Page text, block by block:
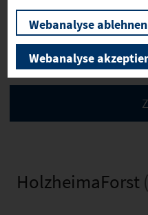
Kommunale
HolzheimaForst
Webanalyse ablehnen
Webanalyse